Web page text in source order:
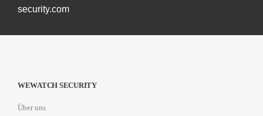
security.com
WEWATCH SECURITY
Über uns